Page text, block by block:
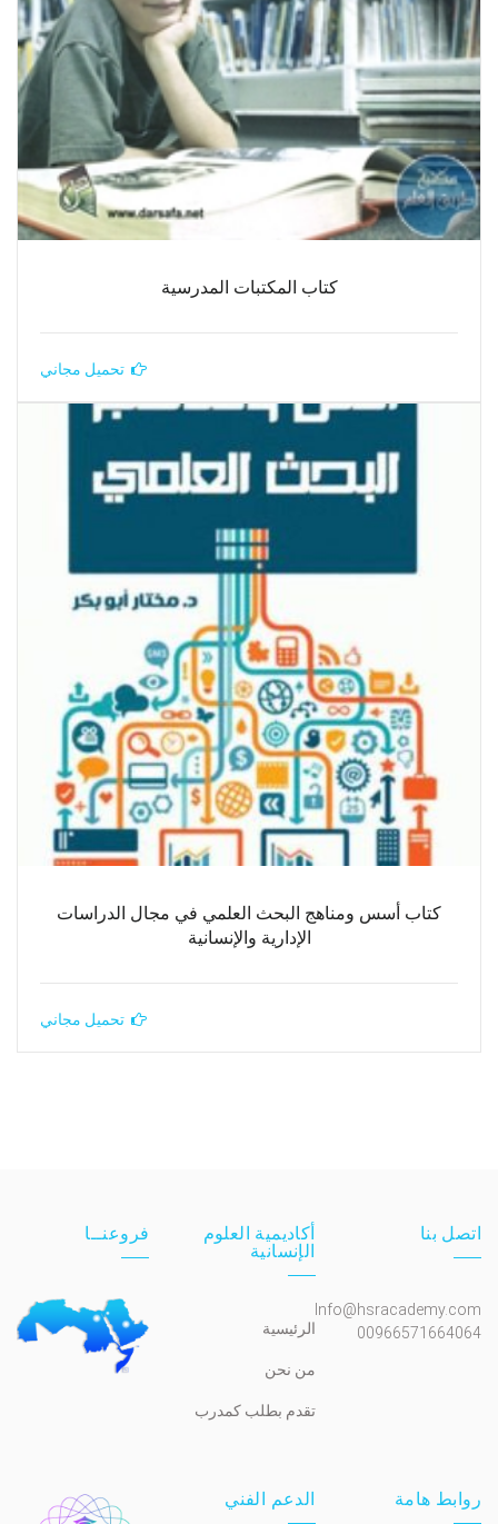
كتاب المكتبات المدرسية
تحميل مجاني
كتاب أسس ومناهج البحث العلمي في مجال الدراسات
الإدارية والإنسانية
تحميل مجاني
اتصل بنا
Info@hsracademy.com
00966571664064
أكاديمية العلوم
الإنسانية
الرئيسية
من نحن
تقدم بطلب كمدرب
فروعنــا
روابط هامة الدعم الفني